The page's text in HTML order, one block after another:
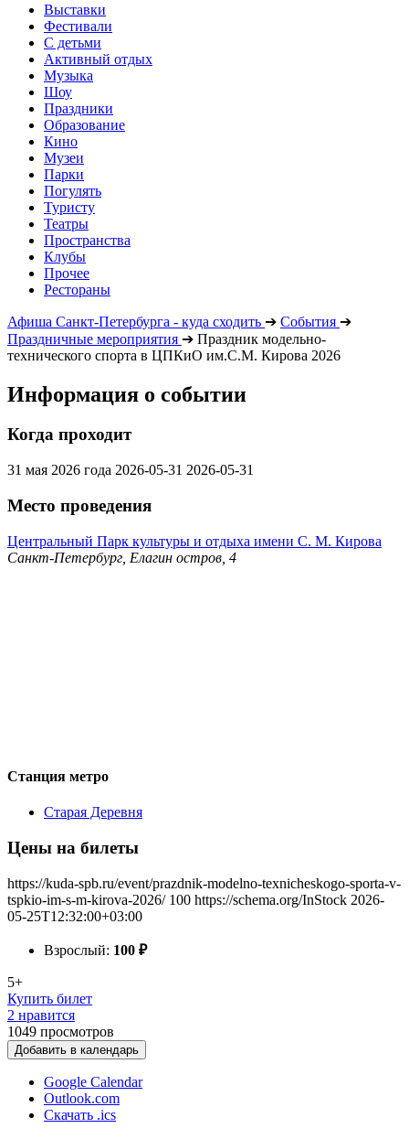
Выставки
Фестивали
С детьми
Активный отдых
Музыка
Шоу
Праздники
Образование
Кино
Музеи
Парки
Погулять
Туристу
Театры
Пространства
Клубы
Прочее
Рестораны
Афиша Санкт-Петербурга - куда сходить ➔ События ➔
Праздничные мероприятия ➔ Праздник модельно-
технического спорта в ЦПКиО им.С.М. Кирова 2026
Информация о событии
Когда проходит
31 мая 2026 года 2026-05-31 2026-05-31
Место проведения
Центральный Парк культуры и отдыха имени С. М. Кирова
Санкт-Петербург, Елагин остров, 4
Станция метро
Старая Деревня
Цены на билеты
https://kuda-spb.ru/event/prazdnik-modelno-texnicheskogo-sporta-v-
tspkio-im-s-m-kirova-2026/ 100 https://schema.org/InStock 2026-
05-25T12:32:00+03:00
Взрослый: 100 ₽
5+
Купить билет
2 нравится
1049 просмотров
Добавить в календарь
Google Calendar
Outlook.com
Скачать .ics